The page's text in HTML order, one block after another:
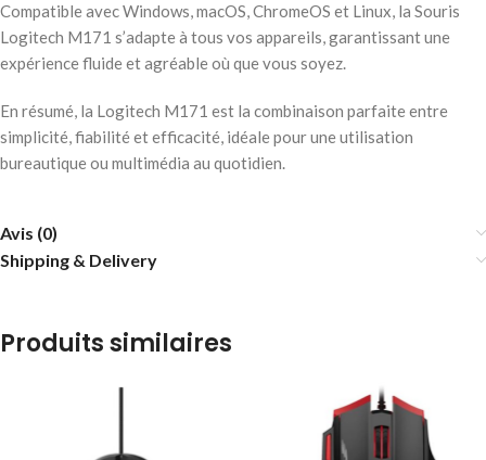
Compatible avec Windows, macOS, ChromeOS et Linux, la Souris
Logitech M171 s’adapte à tous vos appareils, garantissant une
expérience fluide et agréable où que vous soyez.
En résumé, la Logitech M171 est la combinaison parfaite entre
simplicité, fiabilité et efficacité, idéale pour une utilisation
bureautique ou multimédia au quotidien.
Avis (0)
Shipping & Delivery
Produits similaires